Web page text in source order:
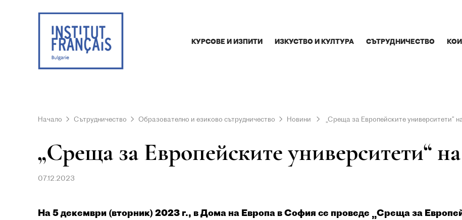
КУРСОВЕ И ИЗПИТИ ИЗКУСТВО И КУЛТУРА СЪТРУДНИЧЕСТВО
Начало Сътрудничество Образователно и езиково сътрудничество Новини „Среща за Европейските университети“
„Среща за Европейските университети“
07.12.2023
На 5 декември (вторник) 2023 г., в Дома на Европа в София се проведе „Среща за